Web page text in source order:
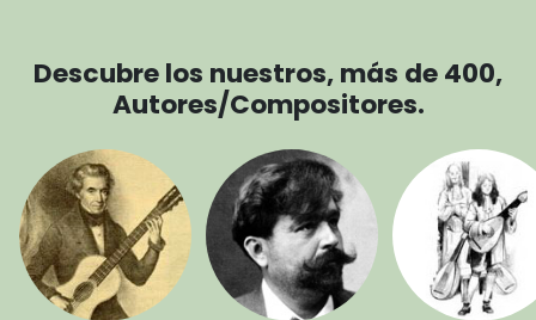
Descubre los nuestros, más de 400,
Autores/Compositores.